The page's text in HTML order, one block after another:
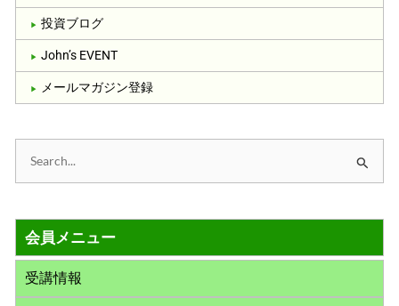
投資ブログ
John’s EVENT
メールマガジン登録
象
:
会員メニュー
受講情報